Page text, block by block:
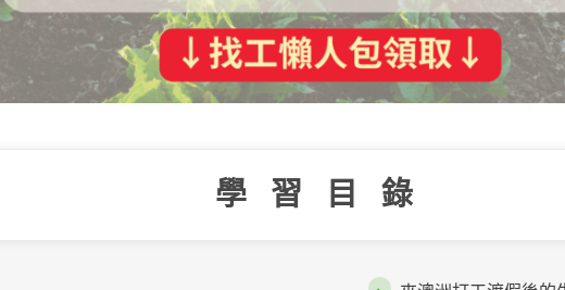
學習目錄